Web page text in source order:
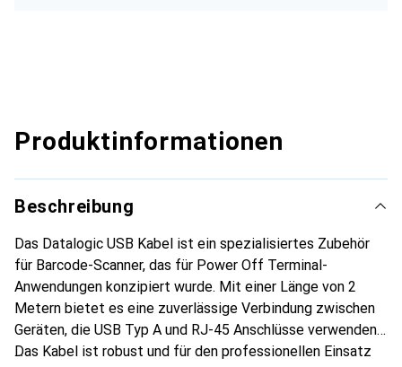
Produktinformationen
Beschreibung
Das Datalogic USB Kabel ist ein spezialisiertes Zubehör
für Barcode-Scanner, das für Power Off Terminal-
Anwendungen konzipiert wurde. Mit einer Länge von 2
Metern bietet es eine zuverlässige Verbindung zwischen
Geräten, die USB Typ A und RJ-45 Anschlüsse verwenden.
Das Kabel ist robust und für den professionellen Einsatz